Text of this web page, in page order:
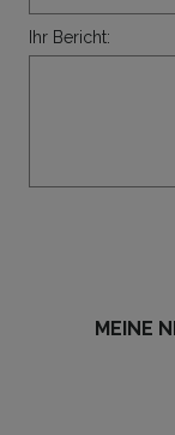
Ihr Bericht:
MEINE